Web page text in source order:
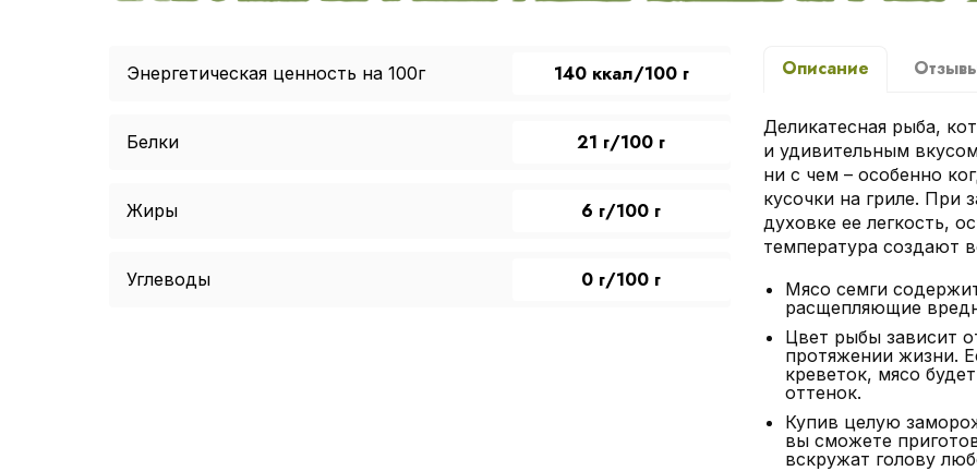
Энергетическая ценность на 100г 140 ккал/100 г
Белки 21 г/100 г
Жиры 6 г/100 г
Углеводы 0 г/100 г
Описание
Деликатесная рыба,
и удивительным
ни с чем – особенно
кусочки на гриле. При
духовке ее легкость,
температура создают
Мясо семги
расщепляющие
Цвет рыбы зависит
протяжении жизни.
креветок, мясо
оттенок.
Купив целую
вы сможете
вскружат голову